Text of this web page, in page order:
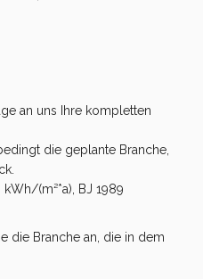
an uns Ihre kompletten
die geplante Branche,
(m²*a), BJ 1989
die Branche an, die in dem